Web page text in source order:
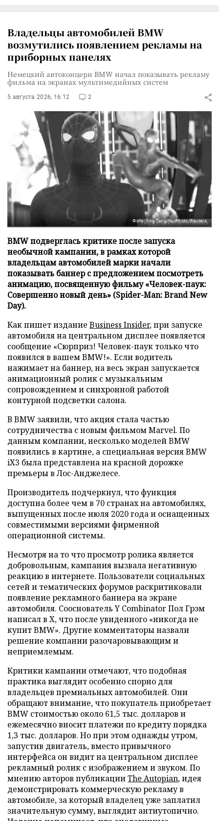
Владельцы автомобилей BMW
возмутились появлением рекламы на
приборных панелях
Немецкий автоконцерн BMW начал показывать рекламу
фильма на экранах мультимедийных систем
5 августа 2026, 16:12 2
Фото: Ying Tang/NurPhoto/Reuters
BMW подверглась критике после запуска
необычной кампании, в рамках которой
владельцам автомобилей марки начали
показывать баннер с предложением посмотреть
анимацию, посвященную фильму «Человек-паук:
Совершенно новый день» (Spider-Man: Brand New
Day).
Как пишет издание Business Insider, при запуске
автомобиля на центральном дисплее появляется
сообщение «Сюрприз! Человек-паук только что
появился в вашем BMW!». Если водитель
нажимает на баннер, на весь экран запускается
анимационный ролик с музыкальным
сопровождением и синхронной работой
контурной подсветки салона.
В BMW заявили, что акция стала частью
сотрудничества с новым фильмом Marvel. По
данным компании, несколько моделей BMW
появились в картине, а специальная версия BMW
iX3 была представлена на красной дорожке
премьеры в Лос-Анджелесе.
Производитель подчеркнул, что функция
доступна более чем в 70 странах на автомобилях,
выпущенных после июля 2020 года и оснащенных
совместимыми версиями фирменной
операционной системы.
Несмотря на то что просмотр ролика является
добровольным, кампания вызвала негативную
реакцию в интернете. Пользователи социальных
сетей и тематических форумов раскритиковали
появление рекламного баннера на экране
автомобиля. Сооснователь Y Combinator Пол Грэм
написал в X, что после увиденного «никогда не
купит BMW». Другие комментаторы назвали
решение компании разочаровывающим и
неприемлемым.
Критики кампании отмечают, что подобная
практика выглядит особенно спорно для
владельцев премиальных автомобилей. Они
обращают внимание, что покупатель приобретает
BMW стоимостью около 61,5 тыс. долларов и
ежемесячно вносит платежи по кредиту порядка
1,3 тыс. долларов. Но при этом однажды утром,
запустив двигатель, вместо привычного
интерфейса он видит на центральном дисплее
рекламный ролик с изображением и звуком. По
мнению авторов публикацииThe Autopian, идея
демонстрировать коммерческую рекламу в
автомобиле, за который владелец уже заплатил
значительную сумму, выглядит антиутопично.